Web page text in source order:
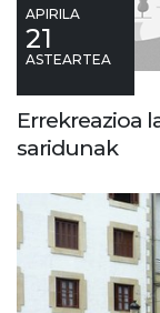
APIRILA
21
ASTEARTEA
Errekreazioa
saridunak